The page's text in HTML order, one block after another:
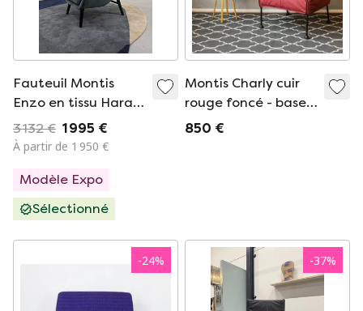
Fauteuil Montis
Enzo en tissu Harald
bleu
3 132 € 1 995 €
À partir de 1 950 €
Modèle Expo
Sélectionné
Montis Charly cuir
rouge foncé - base
noire (2 disponibles)
850 €
-24% -37%